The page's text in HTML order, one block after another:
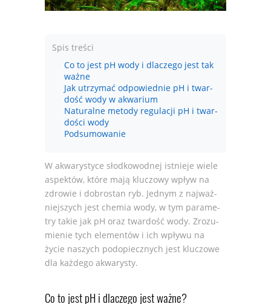
Spis treści
Co to jest pH wody i dlaczego jest tak
ważne
Jak utrzy­mać odpo­wied­nie pH i twar­
dość wody w akwa­rium
Natu­ralne metody regu­la­cji pH i twar­
do­ści wody
Podsumowanie
W akwa­ry­styce słod­ko­wod­nej ist­nieje wiele
aspek­tów, które mają klu­czowy wpływ na
zdro­wie i dobro­stan ryb. Jed­nym z naj­waż­
niej­szych jest che­mia wody, w tym para­me­
try takie jak pH oraz twar­dość wody. Zro­zu­
mie­nie tych ele­men­tów i ich wpływu na
życie naszych pod­opiecz­nych jest klu­czowe
dla każ­dego akwa­ry­sty.
Co to jest pH i dla­czego jest ważne?